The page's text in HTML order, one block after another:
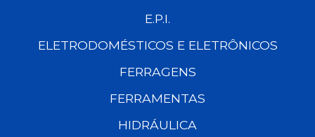
E.P.I.
ELETRODOMÉSTICOS E ELETRÔNICOS
FERRAGENS
FERRAMENTAS
HIDRÁULICA